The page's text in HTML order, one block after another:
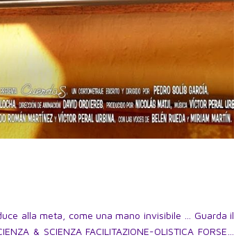
alla meta, come una mano invisibile … Guarda il
& SCIENZA FACILITAZIONE-OLISTICA FORSE…